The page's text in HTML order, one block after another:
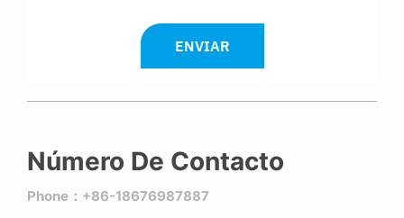
ENVIAR
Número De Contacto
Phone：+86-18676987887